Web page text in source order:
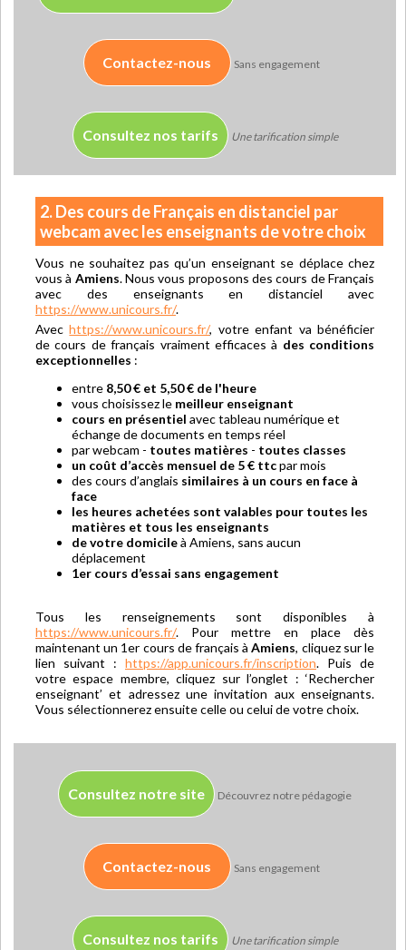
Contactez-nous Sans engagement
Consultez nos tarifs Une tarification simple
2. Des cours de Français en distanciel par
webcam avec les enseignants de votre choix
Vous ne souhaitez pas qu’un enseignant se déplace chez
vous à Amiens. Nous vous proposons des cours de Français
avec des enseignants en distanciel avec
https://www.unicours.fr/.
Avechttps://www.unicours.fr/, votre enfant va bénéficier
de cours de français vraiment efficaces à des conditions
exceptionnelles :
entre 8,50 € et 5,50 € de l'heure
vous choisissez le meilleur enseignant
cours en présentiel avec tableau numérique et
échange de documents en temps réel
par webcam - toutes matières - toutes classes
un coût d’accès mensuel de 5 € ttcpar mois
des cours d’anglais similaires à un cours en face à
face
les heures achetées sont valables pour toutes les
matières et tous les enseignants
de votre domicileà Amiens, sans aucun
déplacement
1er cours d’essai sans engagement
Tous les renseignements sont disponibles à
https://www.unicours.fr/. Pour mettre en place dès
maintenant un 1er cours de français àAmiens, cliquez sur le
lien suivant : https://app.unicours.fr/inscription. Puis de
votre espace membre, cliquez sur l’onglet : ‘Rechercher
enseignant’ et adressez une invitation aux enseignants.
Vous sélectionnerez ensuite celle ou celui de votre choix.
Consultez notre site Découvrez notre pédagogie
Contactez-nous Sans engagement
Consultez nos tarifs Une tarification simple